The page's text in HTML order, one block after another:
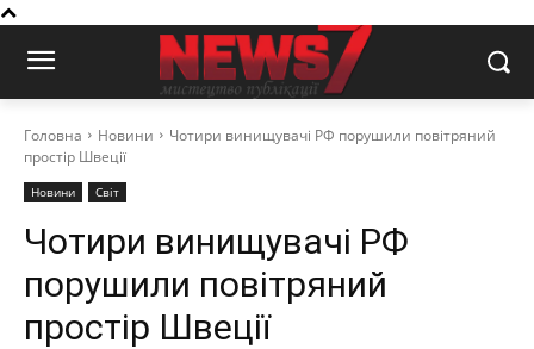
Головна Новини
Чотири винищувачі РФ порушили повітряний
простір Швеції
Новини Світ
Чотири винищувачі РФ
порушили повітряний
простір Швеції